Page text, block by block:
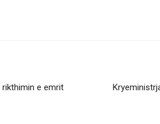
rikthimin e emrit